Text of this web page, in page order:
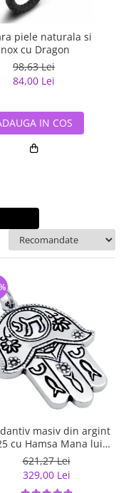
piele naturala si
cu Dragon
98,63 Lei
84,00 Lei
IN COS
masiv din argint
cu Hamsa Mana lui
Fatima
621,27 Lei
329,00 Lei